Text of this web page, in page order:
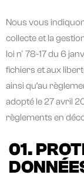
Nous vous
collecte et la
loi n° 78-17 du 6
fichiers et aux
ainsi qu’au
adopté le 27 avril
règlements en
01.